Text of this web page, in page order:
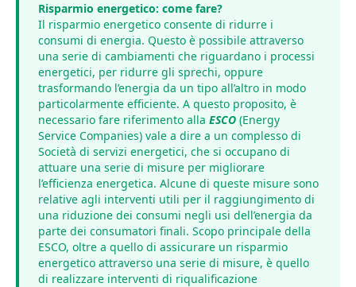
Risparmio energetico: come fare?
Il risparmio energetico consente di ridurre i
consumi di energia. Questo è possibile attraverso
una serie di cambiamenti che riguardano i processi
energetici, per ridurre gli sprechi, oppure
trasformando l’energia da un tipo all’altro in modo
particolarmente efficiente. A questo proposito, è
necessario fare riferimento alla ESCO (Energy
Service Companies) vale a dire a un complesso di
Società di servizi energetici, che si occupano di
attuare una serie di misure per migliorare
l’efficienza energetica. Alcune di queste misure sono
relative agli interventi utili per il raggiungimento di
una riduzione dei consumi negli usi dell’energia da
parte dei consumatori finali. Scopo principale della
ESCO, oltre a quello di assicurare un risparmio
energetico attraverso una serie di misure, è quello
di realizzare interventi di riqualificazione